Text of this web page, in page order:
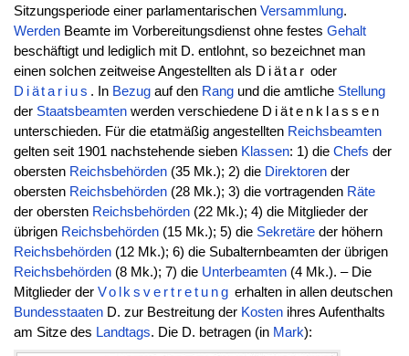
Sitzungsperiode einer parlamentarischen Versammlung.
WerdenBeamte im Vorbereitungsdienst ohne festes Gehalt
beschäftigt und lediglich mit D. entlohnt, so bezeichnet man
einen solchen zeitweise Angestellten als Diätar oder
Diätarius . In Bezug auf den Rang und die amtliche Stellung
der Staatsbeamtenwerden verschiedene Diätenklassen
unterschieden. Für die etatmäßig angestellten Reichsbeamten
gelten seit 1901 nachstehende sieben Klassen: 1) die Chefs der
obersten Reichsbehörden(35 Mk.); 2) die Direktorender
obersten Reichsbehörden(28 Mk.); 3) die vortragenden Räte
der obersten Reichsbehörden(22 Mk.); 4) die Mitglieder der
übrigen Reichsbehörden(15 Mk.); 5) die Sekretäreder höhern
Reichsbehörden(12 Mk.); 6) die Subalternbeamten der übrigen
Reichsbehörden(8 Mk.); 7) die Unterbeamten(4 Mk.). – Die
Mitglieder der Volksvertretung erhalten in allen deutschen
BundesstaatenD. zur Bestreitung der Kostenihres Aufenthalts
am Sitze des Landtags. Die D. betragen (in Mark):